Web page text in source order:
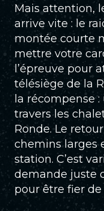
Mais attention,
arrive vite : le
montée courte
mettre votre
l’épreuve pour
télésiège de la
la récompense
travers les
Ronde. Le
chemins larges
station. C’est
demande juste
pour être fier de